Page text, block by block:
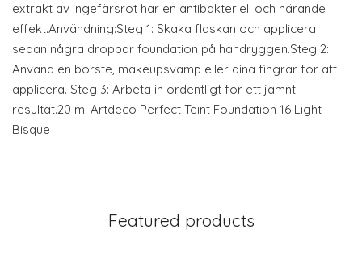
extrakt av ingefärsrot har en antibakteriell och närande
effekt.Användning:Steg 1: Skaka flaskan och applicera
sedan några droppar foundation på handryggen.Steg 2:
Använd en borste, makeupsvamp eller dina fingrar för att
applicera. Steg 3: Arbeta in ordentligt för ett jämnt
resultat.20 ml Artdeco Perfect Teint Foundation 16 Light
Bisque
Featured products